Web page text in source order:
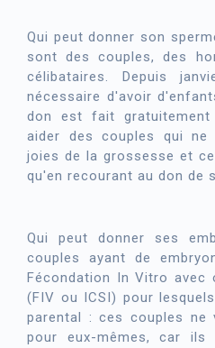
Qui peut donner son
sont des couples, des
célibataires. Depuis
nécessaire d'avoir
don est fait gratuitement
aider des couples qui ne
joies de la grossesse et
qu'en recourant au don de
Qui peut donner ses
couples ayant de
Fécondation In Vitro avec
(FIV ou ICSI) pour
parental : ces couples ne
pour eux-mêmes, car ils